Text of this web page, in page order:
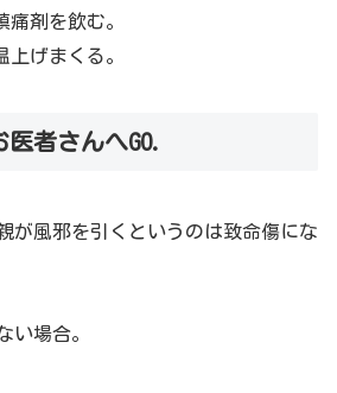
痛剤を飲む。
上げまくる。
者さんへGO.
が風邪を引くというのは致命傷にな
い場合。